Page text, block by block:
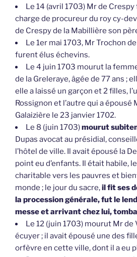
Le 14 (avril 1703) Mr de
charge de procureur du roy cy-
de Crespy de la Mabillière son
Le 1er mai 1703, Mr Trochon
furent élus échevins.
Le 4 juin 1703 mourut la
de la Greleraye, âgée de 77 ans ;
elle a laissé un garçon et 2 filles,
Rossignon et l’autre qui a épousé
Galaizière le 23 janvier 1702.
Le 8 (juin 1703)mourut
Dupas avocat au présidial,
l’hôtel de ville. Il avait épousé la
point eu d’enfants. Il était habile,
charitable vers les pauvres et
monde ; le jour du sacre,il fit ses
la procession générale, fut le
messe et arrivant chez lui,
Le 12 (juin 1703) mourut Mr
écuyer ; il avait épousé une des
orfèvre en cette ville, dont il a eu